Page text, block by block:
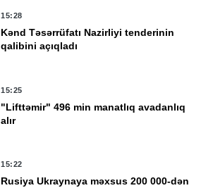
15:28
Kənd Təsərrüfatı Nazirliyi tenderinin
qalibini açıqladı
15:25
"Lifttəmir" 496 min manatlıq avadanlıq
alır
15:22
Rusiya Ukraynaya məxsus 200 000-dən